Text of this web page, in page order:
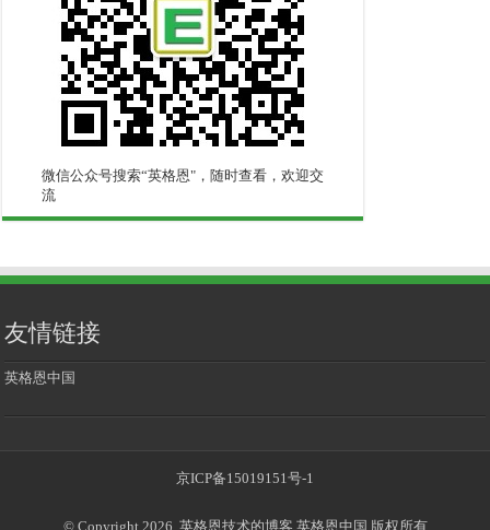
微信公众号搜索“英格恩"，随时查看，欢迎交
流
友情链接
英格恩中国
京ICP备15019151号-1
© Copyright 2026, 英格恩技术的博客 英格恩中国 版权所有